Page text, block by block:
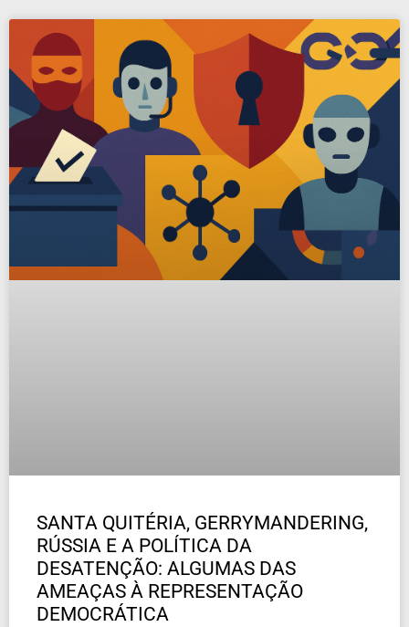
SANTA QUITÉRIA, GERRYMANDERING,
RÚSSIA E A POLÍTICA DA
DESATENÇÃO: ALGUMAS DAS
AMEAÇAS À REPRESENTAÇÃO
DEMOCRÁTICA